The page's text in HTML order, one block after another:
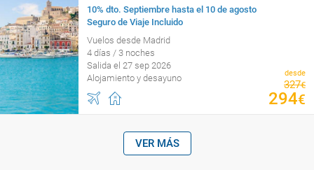
10% dto. Septiembre hasta el 10 de agosto
Seguro de Viaje Incluido
Vuelos desde Madrid
4 días / 3 noches
Salida el 27 sep 2026
Alojamiento y desayuno
desde
327€
294€
VER MÁS